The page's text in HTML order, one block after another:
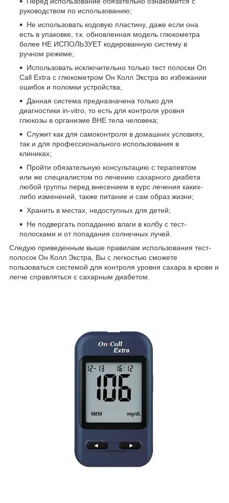
руководством по использованию;
Не использовать кодовую пластину, даже если она
есть в упаковке, т.к. обновленная модель глюкометра
более НЕ ИСПОЛЬЗУЕТ кодированную систему в
ручном режиме;
Использовать исключительно только тест полоски On
Call Extra с глюкометром Он Колл Экстра во избежании
ошибок и поломки устройства;
Данная система предназначена только для
диагностики in-vitro, то есть для контроля уровня
глюкозы в организме ВНЕ тела человека;
Служит как для самоконтроля в домашних условиях,
так и для профессионального использования в
клиниках;
Пройти обязательную консультацию с терапевтом
или же специалистом по лечению сахарного диабета
любой группы перед внесением в курс лечения каких-
либо изменений, также питание и сам образ жизни;
Хранить в местах, недоступных для детей;
Не подвергать попаданию влаги в колбу с тест-
полосками и от попадания солнечных лучей.
Следую приведенным выше правилам использования тест-
полосок Он Колл Экстра, Вы с легкостью сможете
пользоваться системой для контроля уровня сахара в крови и
легче справляться с сахарным диабетом.